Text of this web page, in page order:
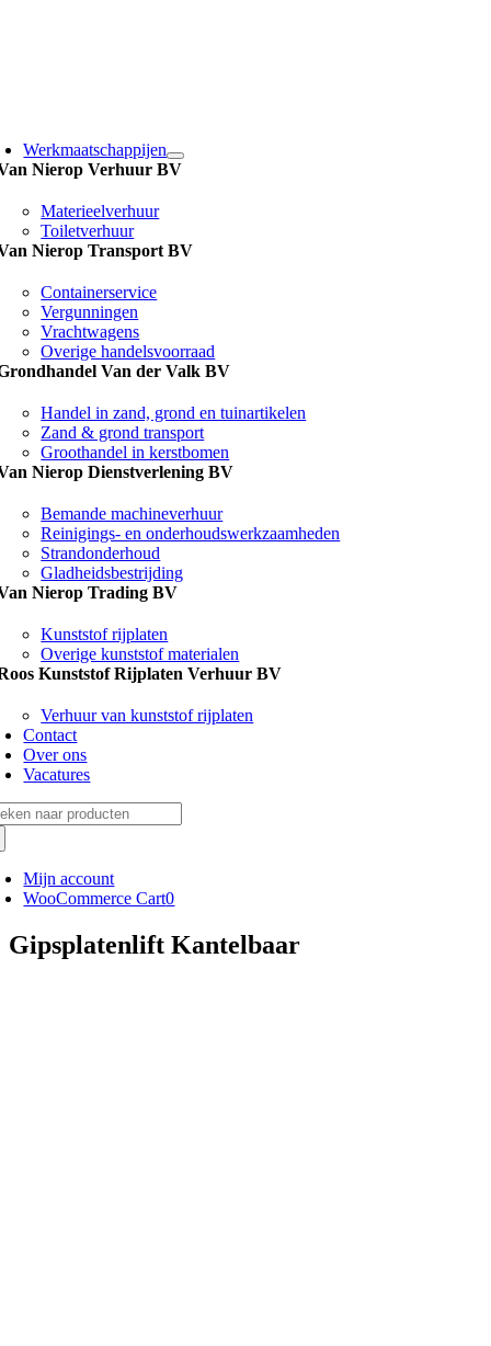
Werkmaatschappijen
Nierop Verhuur BV
Materieelverhuur
Toiletverhuur
Nierop Transport BV
Containerservice
Vergunningen
Vrachtwagens
Overige handelsvoorraad
Van der Valk BV
Handel in zand, grond en tuinartikelen
Zand & grond transport
Groothandel in kerstbomen
Nierop Dienstverlening BV
Bemande machineverhuur
Reinigings- en onderhoudswerkzaamheden
Strandonderhoud
Gladheidsbestrijding
Nierop Trading BV
Kunststof rijplaten
Overige kunststof materialen
Kunststof Rijplaten Verhuur BV
Verhuur van kunststof rijplaten
Contact
Over ons
Vacatures
Mijn account
WooCommerce Cart0
Gipsplatenlift Kantelbaar